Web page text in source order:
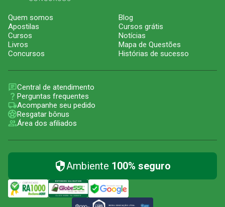
Quem somos
Apostilas
Cursos
Livros
Concursos
Blog
Cursos grátis
Notícias
Mapa de Questões
Histórias de sucesso
Central de atendimento
Perguntas frequentes
Acompanhe seu pedido
Resgatar bônus
Área dos afiliados
Ambiente 100% seguro